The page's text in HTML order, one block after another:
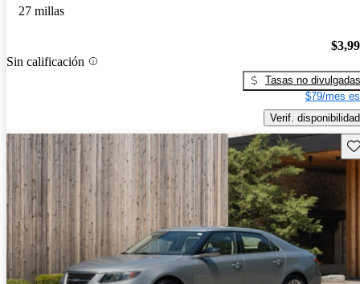
27 millas
Sin calificación
Tasas no divulgadas
$79/mes
Verif. disponibilidad